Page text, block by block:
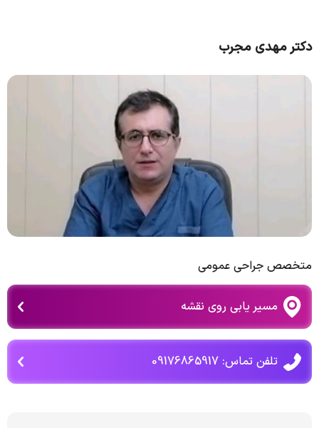
دکتر مهدی مجرب
متخصص جراحی عمومی
مسیر یابی روی نقشه
تلفن تماس: 09176865917